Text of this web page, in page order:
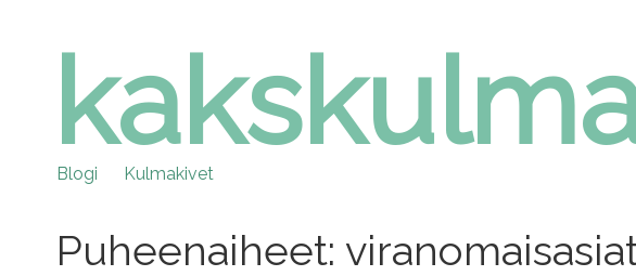
Skip
content
Blogi Kulmakivet
Puheenaiheet: